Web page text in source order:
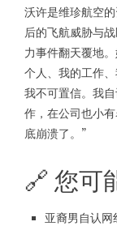
沃许是维珍航空
后的飞航威胁与
力事件翻天覆地
个人、我的工作
我不可置信。我
作，在公司也小
底崩溃了。”
🔗 您可
亚裔男自认